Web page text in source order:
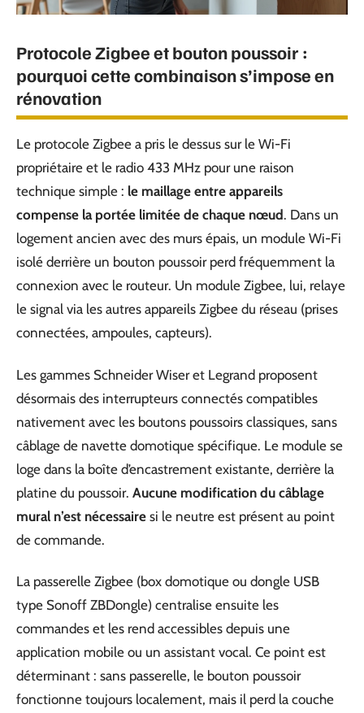
Protocole Zigbee et bouton poussoir :
pourquoi cette combinaison s’impose en
rénovation
Le protocole Zigbee a pris le dessus sur le Wi-Fi
propriétaire et le radio 433 MHz pour une raison
technique simple : le maillage entre appareils
compense la portée limitée de chaque nœud. Dans un
logement ancien avec des murs épais, un module Wi-Fi
isolé derrière un bouton poussoir perd fréquemment la
connexion avec le routeur. Un module Zigbee, lui, relaye
le signal via les autres appareils Zigbee du réseau (prises
connectées, ampoules, capteurs).
Les gammes Schneider Wiser et Legrand proposent
désormais des interrupteurs connectés compatibles
nativement avec les boutons poussoirs classiques, sans
câblage de navette domotique spécifique. Le module se
loge dans la boîte d’encastrement existante, derrière la
platine du poussoir. Aucune modification du câblage
mural n’est nécessaire si le neutre est présent au point
de commande.
La passerelle Zigbee (box domotique ou dongle USB
type Sonoff ZBDongle) centralise ensuite les
commandes et les rend accessibles depuis une
application mobile ou un assistant vocal. Ce point est
déterminant : sans passerelle, le bouton poussoir
fonctionne toujours localement, mais il perd la couche